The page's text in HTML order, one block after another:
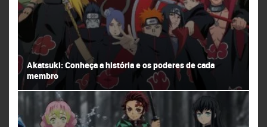
Akatsuki: Conheça a história e os poderes de cada
membro